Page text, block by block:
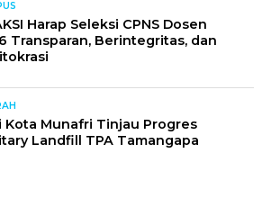
Harap Seleksi CPNS Dosen
Transparan, Berintegritas, dan
Kota Munafri Tinjau Progres
Landfill TPA Tamangapa